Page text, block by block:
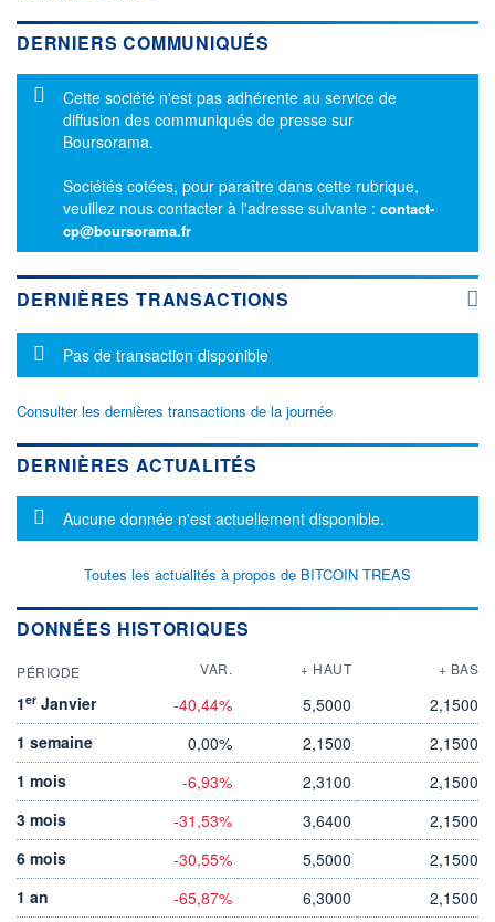
DERNIERS COMMUNIQUÉS
Message d'information
Cette société n'est pas adhérente au service de
diffusion des communiqués de presse sur
Boursorama.
Sociétés cotées, pour paraître dans cette rubrique,
veuillez nous contacter à l'adresse suivante : contact-
cp@boursorama.fr
DERNIÈRES TRANSACTIONS
Message d'information
Pas de transaction disponible
Consulter les dernières transactions de la journée
DERNIÈRES ACTUALITÉS
Message d'information
Aucune donnée n'est actuellement disponible.
Toutes les actualités à propos de BITCOIN TREAS
DONNÉES HISTORIQUES
PÉRIODE VAR. + HAUT + BAS
1er Janvier -40,44% 5,5000
2,1500
1 semaine
0,00% 2,1500
2,1500
1 mois
-6,93% 2,3100
2,1500
3 mois
-31,53% 3,6400
2,1500
6 mois
-30,55% 5,5000
2,1500
1 an
-65,87% 6,3000
2,1500